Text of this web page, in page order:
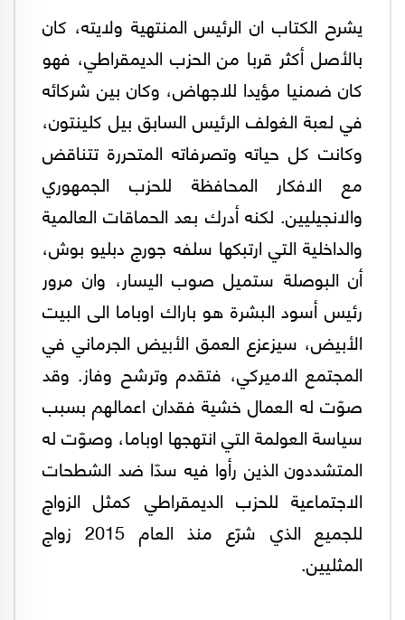
يشرح الكتاب ان الرئيس المنتهية ولايته، كان
بالأصل أكثر قربا من الحزب الديمقراطي، فهو
كان ضمنيا مؤيدا للاجهاض، وكان بين شركائه
في لعبة الغولف الرئيس السابق بيل كلينتون،
وكانت كل حياته وتصرفاته المتحررة تتناقض
مع الافكار المحافظة للحزب الجمهوري
والانجيليين. لكنه أدرك بعد الحماقات العالمية
والداخلية التي ارتبكها سلفه جورج دبليو بوش،
أن البوصلة ستميل صوب اليسار، وان مرور
رئيس أسود البشرة هو باراك اوباما الى البيت
الأبيض، سيزعزع العمق الأبيض الجرماني في
المجتمع الاميركي، فتقدم وترشح وفاز. وقد
صوّت له العمال خشية فقدان اعمالهم بسبب
سياسة العولمة التي انتهجها اوباما، وصوّت له
المتشددون الذين رأوا فيه سدّا ضد الشطحات
الاجتماعية للحزب الديمقراطي كمثل الزواج
للجميع الذي شرّع منذ العام 2015 زواج
المثليين.